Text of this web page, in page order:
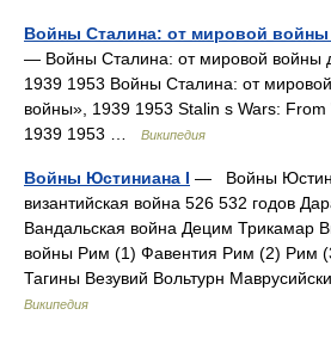
Войны Сталина: от мировой
— Войны Сталина: от мировой войны
1939 1953 Войны Сталина: от
войны», 1939 1953 Stalin s Wars: From
1939 1953 …
Википедия
Войны Юстиниана I — Войны
византийская война 526 532 годов
Вандальская война Децим Трикамар
войны Рим (1) Фавентия Рим (2) Рим
Тагины Везувий Вольтурн
Википедия